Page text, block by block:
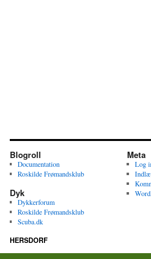
Blogroll
Documentation
Roskilde Frømandsklub
Dyk
Dykkerforum
Roskilde Frømandsklub
Scuba.dk
Meta
Log
HERSDORF